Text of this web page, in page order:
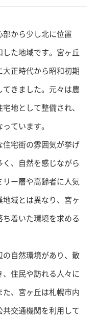
から少し北に位置
た地域です。宮ヶ丘
正時代から昭和初期
きました。元々は農
地として整備され、
ています。
宅街の雰囲気が挙げ
、自然を感じながら
ー層や高齢者に人気
域とは異なり、宮ヶ
着いた環境を求める
自然環境があり、散
住民や訪れる人々に
、宮ヶ丘は札幌市内
交通機関を利用して